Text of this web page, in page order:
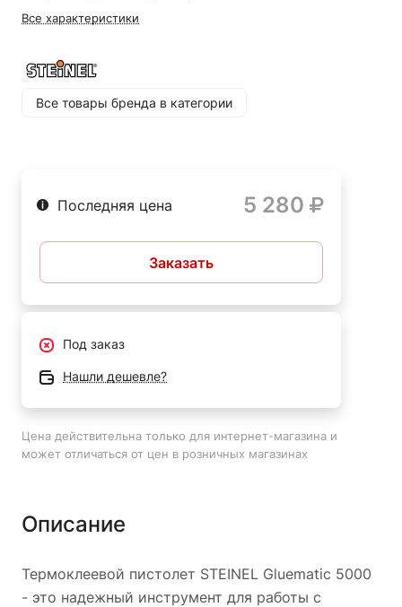
использованию. STEINEL Gluematic 5000 - это
использовать для склеивания различных материалов,
таких как дерево, пластик, текстиль и металл. Он
или сумку. STEINEL Gluematic 5000 - это надежный и
качественно выполнить любую работу по склеиванию
Все характеристики
Все товары бренда в категории
Последняя цена 5 280
Заказать
Под заказ
Нашли дешевле?
Цена действительна только для интернет-магазина и
может отличаться от цен в розничных магазинах
Описание
Термоклеевой пистолет STEINEL Gluematic 5000
- это надежный инструмент для работы с